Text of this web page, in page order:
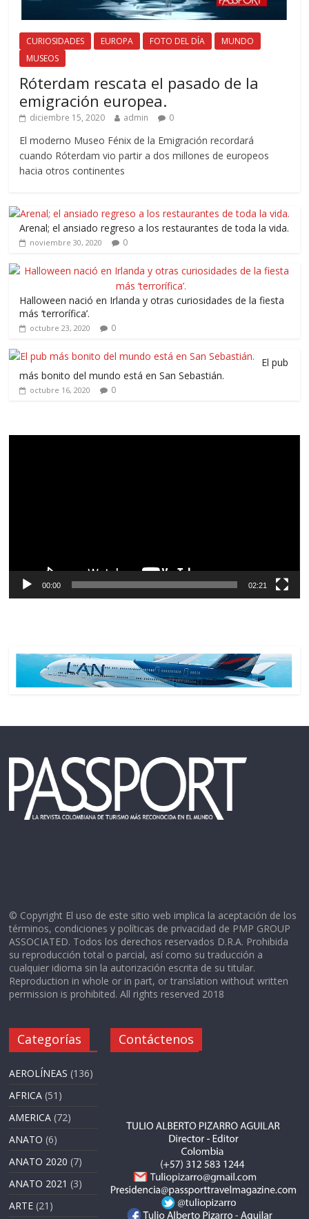
CURIOSIDADES EUROPA FOTO DEL DÍA
MUNDO
MUSEOS
Róterdam rescata el pasado de la
emigración europea.
diciembre 15, 2020 admin 0
El moderno Museo Fénix de la Emigración recordará
cuando Róterdam vio partir a dos millones de europeos
hacia otros continentes
Arenal; el ansiado regreso a los restaurantes de toda la vida.
noviembre 30, 2020 0
Halloween nació en Irlanda y otras curiosidades de la fiesta
más ‘terrorífica’.
octubre 23, 2020 0
El pub
más bonito del mundo está en San Sebastián.
octubre 16, 2020 0
00:00 02:21
© Copyright El uso de este sitio web implica la aceptación de los
términos, condiciones y políticas de privacidad de PMP GROUP
ASSOCIATED. Todos los derechos reservados D.R.A. Prohibida
su reproducción total o parcial, así como su traducción a
cualquier idioma sin la autorización escrita de su titular.
Reproduction in whole or in part, or translation without written
permission is prohibited. All rights reserved 2018
Categorías
AEROLÍNEAS (136)
AFRICA (51)
AMERICA (72)
ANATO (6)
ANATO 2020 (7)
ANATO 2021 (3)
ARTE (21)
Contáctenos